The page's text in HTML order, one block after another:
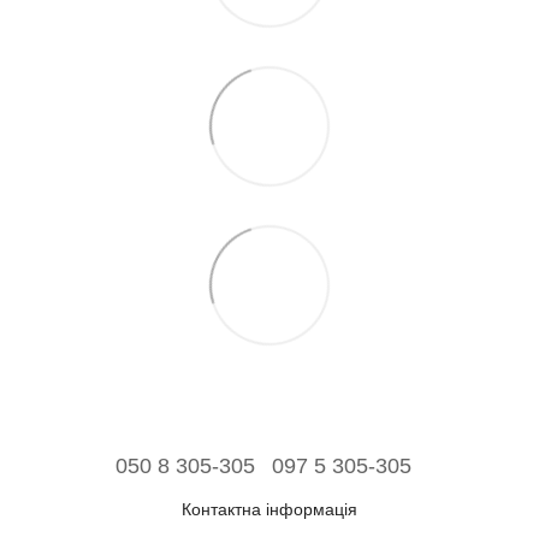
050 8 305-305 097 5 305-305
Контактна інформація